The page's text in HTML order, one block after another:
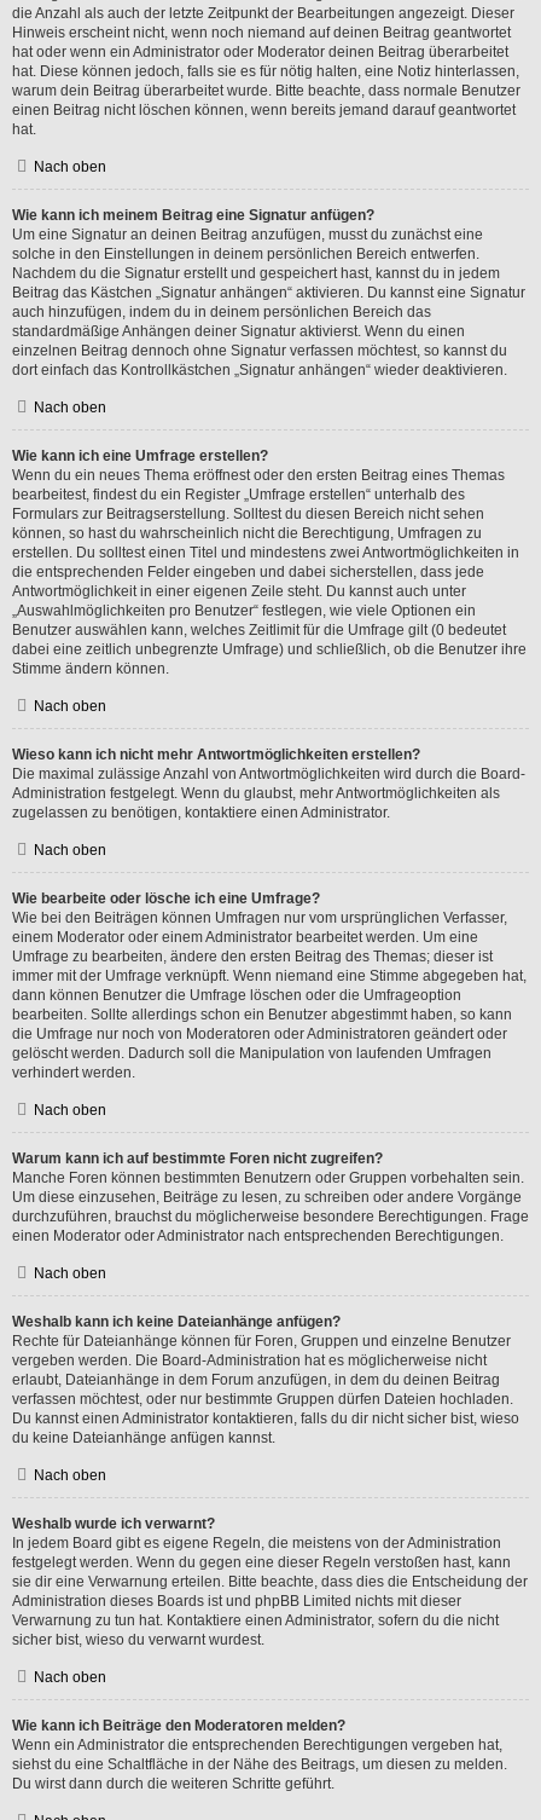
die Anzahl als auch der letzte Zeitpunkt der Bearbeitungen angezeigt. Dieser
Hinweis erscheint nicht, wenn noch niemand auf deinen Beitrag geantwortet
hat oder wenn ein Administrator oder Moderator deinen Beitrag überarbeitet
hat. Diese können jedoch, falls sie es für nötig halten, eine Notiz hinterlassen,
warum dein Beitrag überarbeitet wurde. Bitte beachte, dass normale Benutzer
einen Beitrag nicht löschen können, wenn bereits jemand darauf geantwortet
hat.
Nach oben
Wie kann ich meinem Beitrag eine Signatur anfügen?
Um eine Signatur an deinen Beitrag anzufügen, musst du zunächst eine
solche in den Einstellungen in deinem persönlichen Bereich entwerfen.
Nachdem du die Signatur erstellt und gespeichert hast, kannst du in jedem
Beitrag das Kästchen „Signatur anhängen“ aktivieren. Du kannst eine Signatur
auch hinzufügen, indem du in deinem persönlichen Bereich das
standardmäßige Anhängen deiner Signatur aktivierst. Wenn du einen
einzelnen Beitrag dennoch ohne Signatur verfassen möchtest, so kannst du
dort einfach das Kontrollkästchen „Signatur anhängen“ wieder deaktivieren.
Nach oben
Wie kann ich eine Umfrage erstellen?
Wenn du ein neues Thema eröffnest oder den ersten Beitrag eines Themas
bearbeitest, findest du ein Register „Umfrage erstellen“ unterhalb des
Formulars zur Beitragserstellung. Solltest du diesen Bereich nicht sehen
können, so hast du wahrscheinlich nicht die Berechtigung, Umfragen zu
erstellen. Du solltest einen Titel und mindestens zwei Antwortmöglichkeiten in
die entsprechenden Felder eingeben und dabei sicherstellen, dass jede
Antwortmöglichkeit in einer eigenen Zeile steht. Du kannst auch unter
„Auswahlmöglichkeiten pro Benutzer“ festlegen, wie viele Optionen ein
Benutzer auswählen kann, welches Zeitlimit für die Umfrage gilt (0 bedeutet
dabei eine zeitlich unbegrenzte Umfrage) und schließlich, ob die Benutzer ihre
Stimme ändern können.
Nach oben
Wieso kann ich nicht mehr Antwortmöglichkeiten erstellen?
Die maximal zulässige Anzahl von Antwortmöglichkeiten wird durch die Board-
Administration festgelegt. Wenn du glaubst, mehr Antwortmöglichkeiten als
zugelassen zu benötigen, kontaktiere einen Administrator.
Nach oben
Wie bearbeite oder lösche ich eine Umfrage?
Wie bei den Beiträgen können Umfragen nur vom ursprünglichen Verfasser,
einem Moderator oder einem Administrator bearbeitet werden. Um eine
Umfrage zu bearbeiten, ändere den ersten Beitrag des Themas; dieser ist
immer mit der Umfrage verknüpft. Wenn niemand eine Stimme abgegeben hat,
dann können Benutzer die Umfrage löschen oder die Umfrageoption
bearbeiten. Sollte allerdings schon ein Benutzer abgestimmt haben, so kann
die Umfrage nur noch von Moderatoren oder Administratoren geändert oder
gelöscht werden. Dadurch soll die Manipulation von laufenden Umfragen
verhindert werden.
Nach oben
Warum kann ich auf bestimmte Foren nicht zugreifen?
Manche Foren können bestimmten Benutzern oder Gruppen vorbehalten sein.
Um diese einzusehen, Beiträge zu lesen, zu schreiben oder andere Vorgänge
durchzuführen, brauchst du möglicherweise besondere Berechtigungen. Frage
einen Moderator oder Administrator nach entsprechenden Berechtigungen.
Nach oben
Weshalb kann ich keine Dateianhänge anfügen?
Rechte für Dateianhänge können für Foren, Gruppen und einzelne Benutzer
vergeben werden. Die Board-Administration hat es möglicherweise nicht
erlaubt, Dateianhänge in dem Forum anzufügen, in dem du deinen Beitrag
verfassen möchtest, oder nur bestimmte Gruppen dürfen Dateien hochladen.
Du kannst einen Administrator kontaktieren, falls du dir nicht sicher bist, wieso
du keine Dateianhänge anfügen kannst.
Nach oben
Weshalb wurde ich verwarnt?
In jedem Board gibt es eigene Regeln, die meistens von der Administration
festgelegt werden. Wenn du gegen eine dieser Regeln verstoßen hast, kann
sie dir eine Verwarnung erteilen. Bitte beachte, dass dies die Entscheidung der
Administration dieses Boards ist und phpBB Limited nichts mit dieser
Verwarnung zu tun hat. Kontaktiere einen Administrator, sofern du die nicht
sicher bist, wieso du verwarnt wurdest.
Nach oben
Wie kann ich Beiträge den Moderatoren melden?
Wenn ein Administrator die entsprechenden Berechtigungen vergeben hat,
siehst du eine Schaltfläche in der Nähe des Beitrags, um diesen zu melden.
Du wirst dann durch die weiteren Schritte geführt.